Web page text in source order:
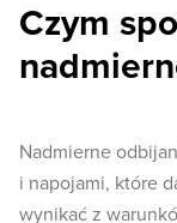
Czym
Nadmierne
i napojami, które
wynikać z